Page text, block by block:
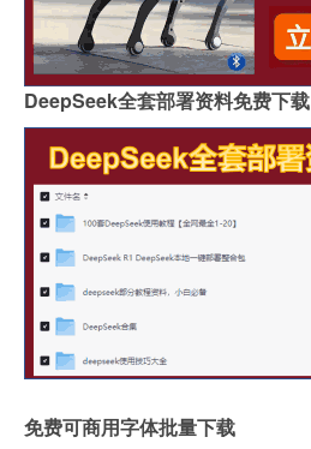
DeepSeek全套部署资料免费下载
免费可商用字体批量下载